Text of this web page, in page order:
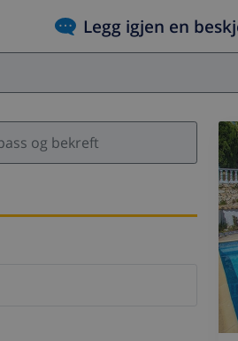
Legg igjen en
og bekreft